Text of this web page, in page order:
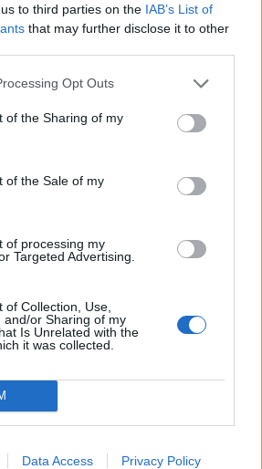
to third parties on the IAB’s List of
that may further disclose it to other
Opt Outs
of the Sharing of my
of the Sale of my
of processing my
Targeted Advertising.
of Collection, Use,
and/or Sharing of my
Is Unrelated with the
it was collected.
Data Access Privacy Policy
Leclerc
2950 Articles
deux enfants, elle allie une solide
à une expérience concrète de la
et durable, elle s’engage depuis de
en faveur des produits biologiques et
respectueuses de l’environnement.
casquette de journaliste et de maman
des conseils pratiques, fiables et
à ses lecteurs de mieux naviguer
santé moderne tout en adoptant des
et respectueuses de la planète.